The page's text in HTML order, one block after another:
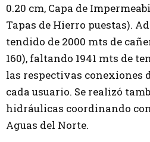
0.20 cm, Capa de
Tapas de Hierro puestas).
tendido de 2000 mts de
160), faltando 1941 mts de
las respectivas conexiones
cada usuario. Se realizó
hidráulicas coordinando
Aguas del Norte.